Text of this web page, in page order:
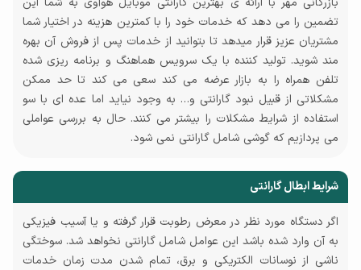
تضمین را می دهد که خدمات خود را با کمترین هزینه در اختیار شما
مشتریان عزیز قرار میدهد تا بتوانید از خدمات پس از فروش آن بهره
مند شوید. تولید کننده با یک سرویس هماهنگ و برنامه ریزی شده
تلفن همراه را به بازار عرضه می کند سعی می کند تا حد ممکن
مشکلاتی از قبیل نبود گارانتی و… به وجود نیاید اما عده ای با سو
استفاده از شرایط مشکلات را بیشتر می کنند. حال به بررسی عواملی
می پردازیم که گوشی شامل گارانتی نمی شود.
شرایط ابطال گارانتی
اگر دستگاه مورد نظر در معرض رطوبت قرار گرفته و یا آسیب فیزیکی
به آن وارد شده باشد این عوامل شامل گارانتی نخواهد شد. سوختگی
ناشی از نوسانات الکتریکی و برق، تمام شدن مدت زمان خدمات